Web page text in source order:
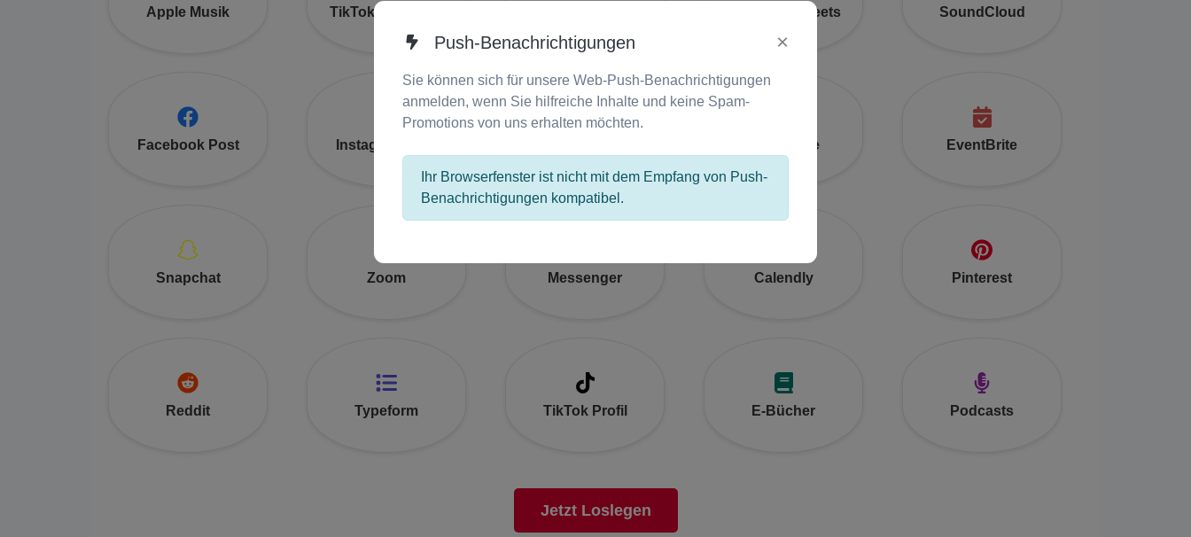
Apple Musik TikTok Einbetten Einbetten Tweets SoundCloud
Facebook Post Instagram Post OpenTable EventBrite
Snapchat Zoom Messenger Calendly Pinterest
Reddit Typeform TikTok Profil E-Bücher Podcasts
Jetzt Loslegen
Push-Benachrichtigungen ×
Sie können sich für unsere Web-Push-Benachrichtigungen
anmelden, wenn Sie hilfreiche Inhalte und keine Spam-
Promotions von uns erhalten möchten.
Ihr Browserfenster ist nicht mit dem Empfang von Push-
Benachrichtigungen kompatibel.